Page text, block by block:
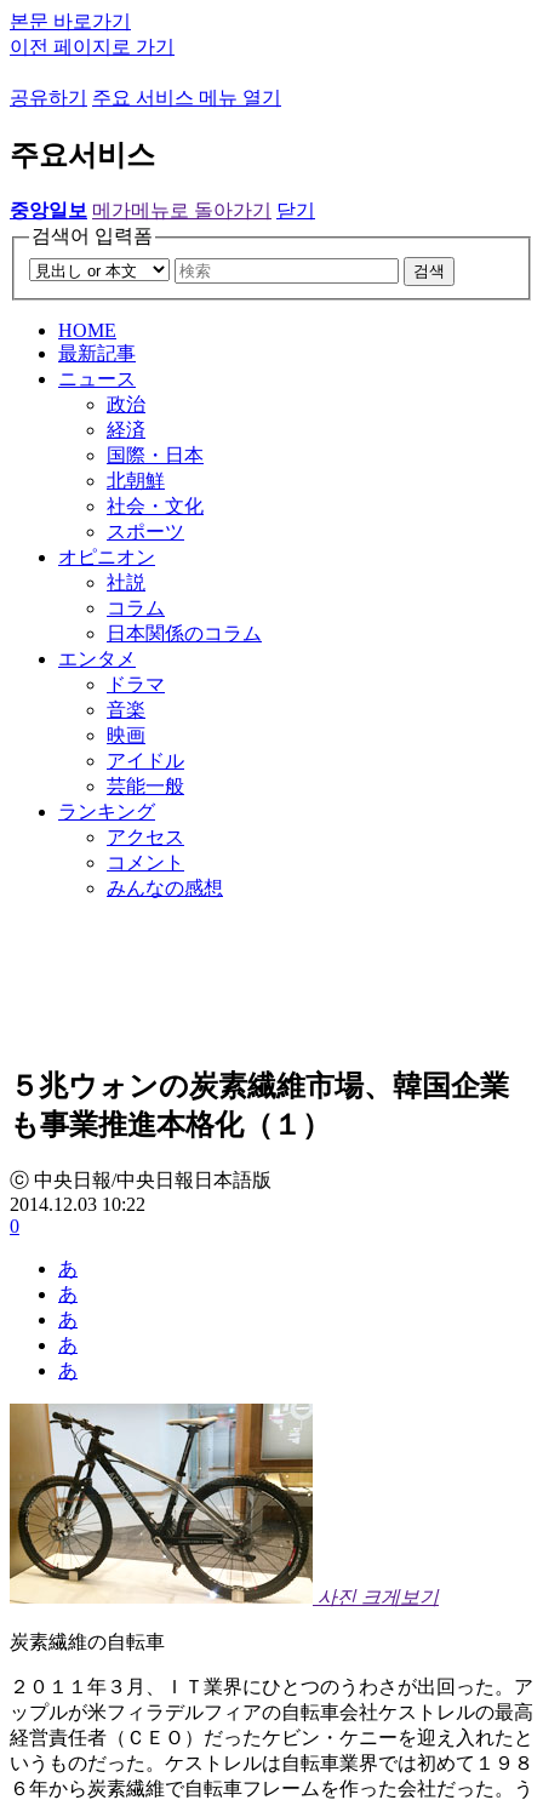
본문 바로가기
이전 페이지로 가기
공유하기 주요 서비스 메뉴 열기
주요서비스
중앙일보 메가메뉴로 돌아가기
닫기
검색어 입력폼
검색
HOME
最新記事
ニュース
政治
経済
国際・日本
北朝鮮
社会・文化
スポーツ
オピニオン
社説
コラム
日本関係のコラム
エンタメ
ドラマ
音楽
映画
アイドル
芸能一般
ランキング
アクセス
コメント
みんなの感想
５兆ウォンの炭素繊維市場、韓国企業
も事業推進本格化（１）
ⓒ 中央日報/中央日報日本語版
2014.12.03 10:22
0
あ
あ
あ
あ
あ
사진 크게보기
炭素繊維の自転車
２０１１年３月、ＩＴ業界にひとつのうわさが出回った。ア
ップルが米フィラデルフィアの自転車会社ケストレルの最高
経営責任者（ＣＥＯ）だったケビン・ケニーを迎え入れたと
いうものだった。ケストレルは自転車業界では初めて１９８
６年から炭素繊維で自転車フレームを作った会社だった。う